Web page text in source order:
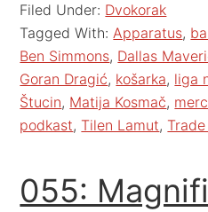
Filed Under: Dvokorak
Tagged With:Apparatus,
Ben Simmons, Dallas
Goran Dragić, košarka, liga
Štucin, Matija Kosmač,
podkast,Tilen Lamut,
055: